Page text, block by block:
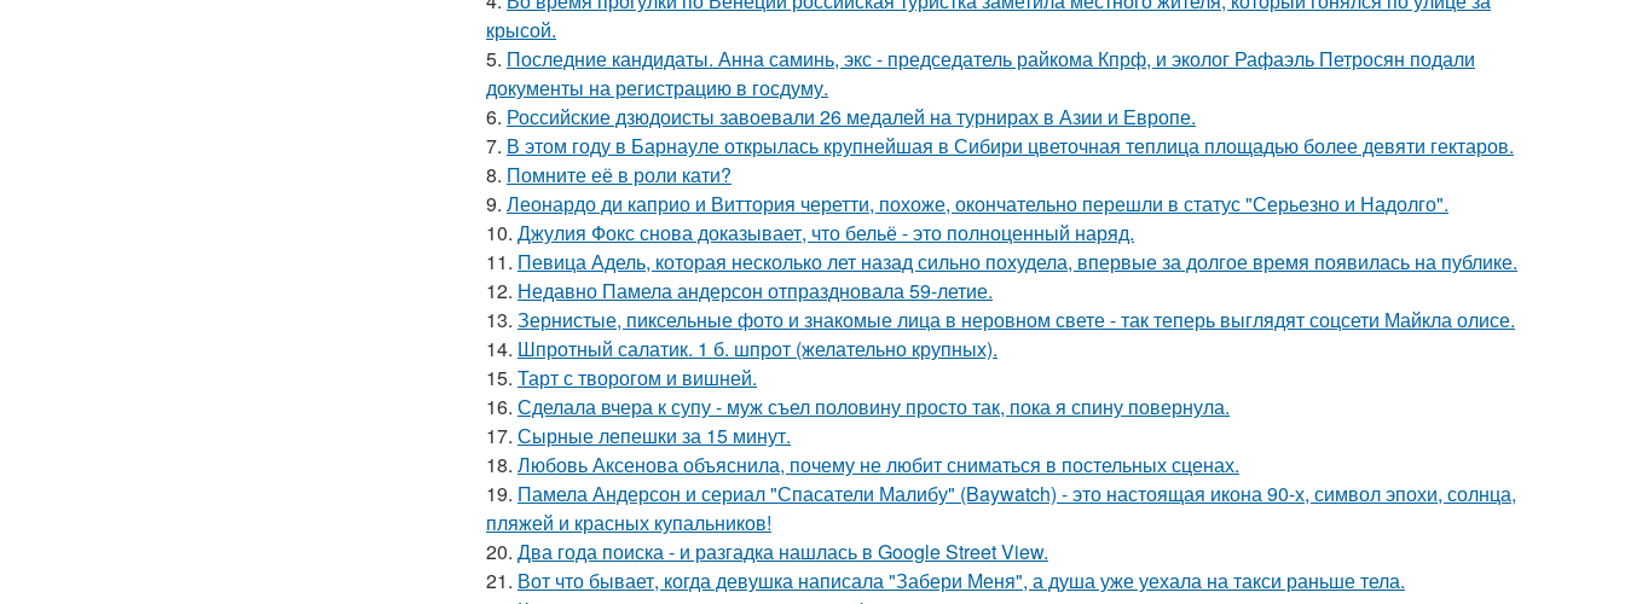
крысой.
5. Последние кандидаты. Анна саминь, экс - председатель райкома Кпрф, и эколог Рафаэль Петросян подали
документы на регистрацию в госдуму.
6. Российские дзюдоисты завоевали 26 медалей на турнирах в Азии и Европе.
7. В этом году в Барнауле открылась крупнейшая в Сибири цветочная теплица площадью более девяти гектаров.
8. Помните её в роли кати?
9. Леонардо ди каприо и Виттория черетти, похоже, окончательно перешли в статус "Серьезно и Надолго".
10. Джулия Фокс снова доказывает, что бельё - это полноценный наряд.
11. Певица Адель, которая несколько лет назад сильно похудела, впервые за долгое время появилась на публике.
12. Недавно Памела андерсон отпраздновала 59-летие.
13. Зернистые, пиксельные фото и знакомые лица в неровном свете - так теперь выглядят соцсети Майкла олисе.
14. Шпротный салатик. 1 б. шпрот (желательно крупных).
15. Тарт с творогом и вишней.
16. Сделала вчера к супу - муж съел половину просто так, пока я спину повернула.
17. Сырные лепешки за 15 минут.
18. Любовь Аксенова объяснила, почему не любит сниматься в постельных сценах.
19. Памела Андерсон и сериал "Спасатели Малибу" (Baywatch) - это настоящая икона 90-х, символ эпохи, солнца,
пляжей и красных купальников!
20. Два года поиска - и разгадка нашлась в Google Street View.
21. Вот что бывает, когда девушка написала "Забери Меня", а душа уже уехала на такси раньше тела.